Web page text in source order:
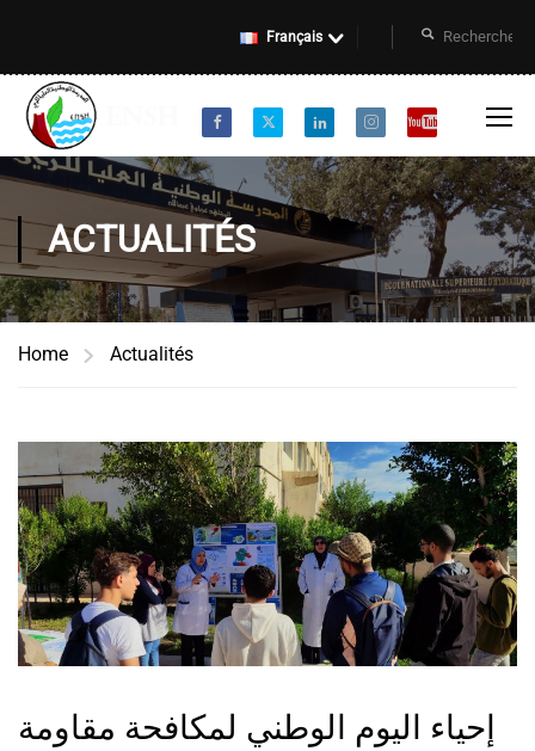
Français
ACTUALITÉS
Home Actualités
إحياء اليوم الوطني لمكافحة مقاومة